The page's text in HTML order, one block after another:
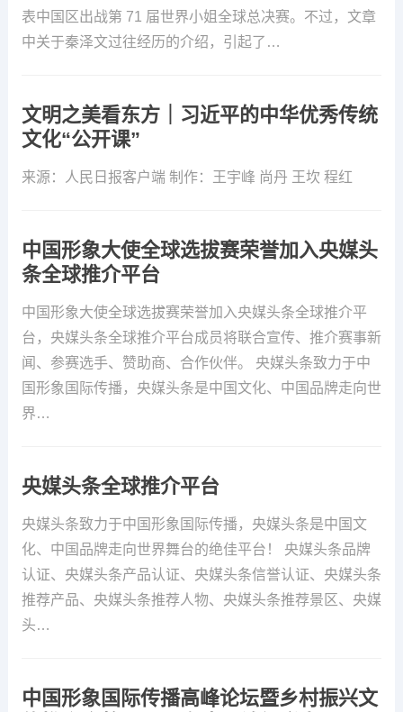
表中国区出战第 71 届世界小姐全球总决赛。不过，文章
中关于秦泽文过往经历的介绍，引起了…
文明之美看东方｜习近平的中华优秀传统
文化“公开课”
来源：人民日报客户端 制作：王宇峰 尚丹 王坎 程红
中国形象大使全球选拔赛荣誉加入央媒头
条全球推介平台
中国形象大使全球选拔赛荣誉加入央媒头条全球推介平
台，央媒头条全球推介平台成员将联合宣传、推介赛事新
闻、参赛选手、赞助商、合作伙伴。 央媒头条致力于中
国形象国际传播，央媒头条是中国文化、中国品牌走向世
界…
央媒头条全球推介平台
央媒头条致力于中国形象国际传播，央媒头条是中国文
化、中国品牌走向世界舞台的绝佳平台！ 央媒头条品牌
认证、央媒头条产品认证、央媒头条信誉认证、央媒头条
推荐产品、央媒头条推荐人物、央媒头条推荐景区、央媒
头…
中国形象国际传播高峰论坛暨乡村振兴文